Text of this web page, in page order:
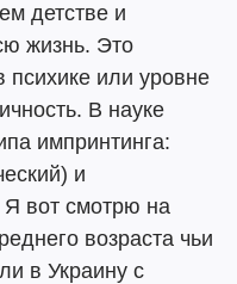
детстве и
жизнь. Это
психике или уровне
В науке
импринтинга:
и
Я вот смотрю на
возраста чьи
в Украину с